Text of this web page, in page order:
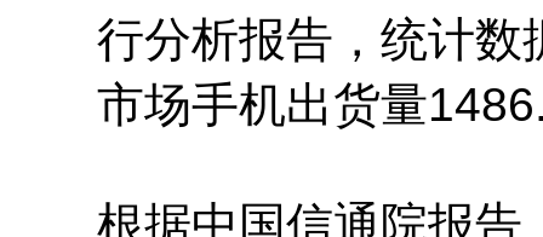
行分析报告，统计
市场手机出货量
根据中国信通院报告